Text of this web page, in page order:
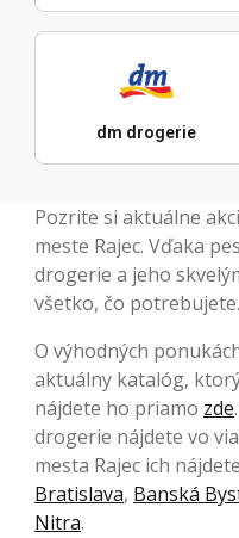
dm drogerie
Pozrite si aktuálne
meste Rajec. Vďaka
drogerie a jeho
všetko, čo potrebujete.
O výhodných
aktuálny katalóg,
nájdete ho priamo zde
drogerie nájdete vo
mesta Rajec ich
Bratislava, Banská
Nitra.